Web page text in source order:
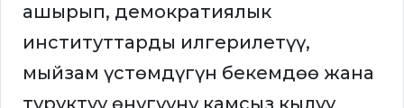
ашырып, демократиялык
институттарды илгерилетүү,
мыйзам үстөмдүгүн бекемдөө жана